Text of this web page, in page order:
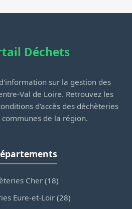
Déchets
sur la gestion des
Val de Loire. Retrouvez les
d'accès des déchèteries
de la région.
Cher (18)
Eure-et-Loir (28)